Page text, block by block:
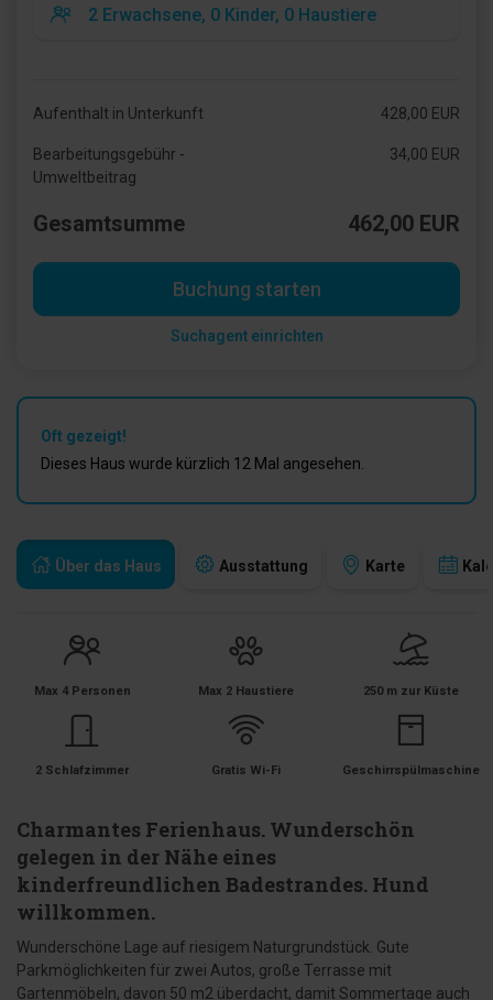
Über das Haus Ausstattung Karte
Max 4 Personen Max 2 Haustiere 250 m zur Küste
2 Schlafzimmer Gratis Wi-Fi Geschirrspülmaschine
Charmantes Ferienhaus. Wunderschön
gelegen in der Nähe eines
kinderfreundlichen Badestrandes. Hund
willkommen.
Wunderschöne Lage auf riesigem Naturgrundstück. Gute
Parkmöglichkeiten für zwei Autos, große Terrasse mit
Gartenmöbeln, davon 50 m2 überdacht, damit Sommertage auch
Aufenthalt in Unterkunft 428,00 EUR
Bearbeitungsgebühr -
Umweltbeitrag
34,00 EUR
Gesamtsumme 462,00 EUR
Buchung starten
Suchagent einrichten
Oft gezeigt!
Dieses Haus wurde kürzlich 12 Mal angesehen.